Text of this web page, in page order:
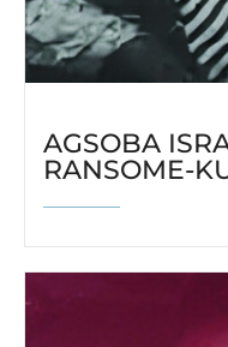
AGSOBA
RANSOME-